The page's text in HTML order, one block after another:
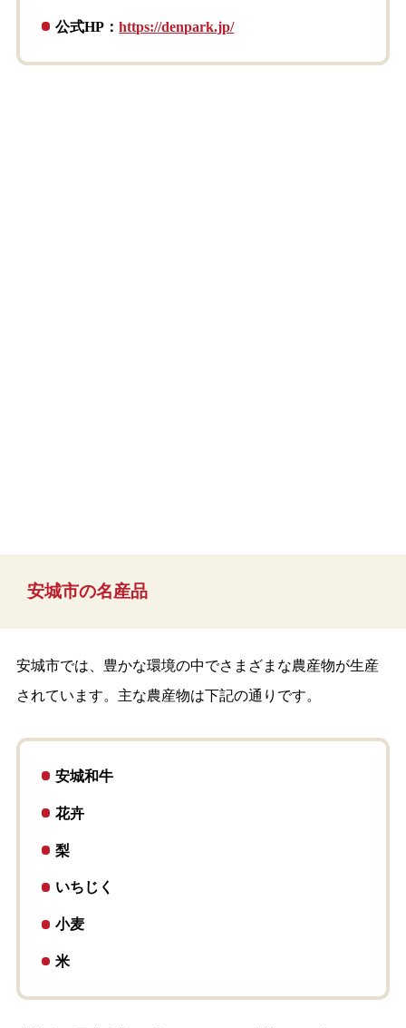
公式HP：https://denpark.jp/
安城市の名産品
安城市では、豊かな環境の中でさまざまな農産物が生産
されています。主な農産物は下記の通りです。
安城和牛
花卉
梨
いちじく
小麦
米